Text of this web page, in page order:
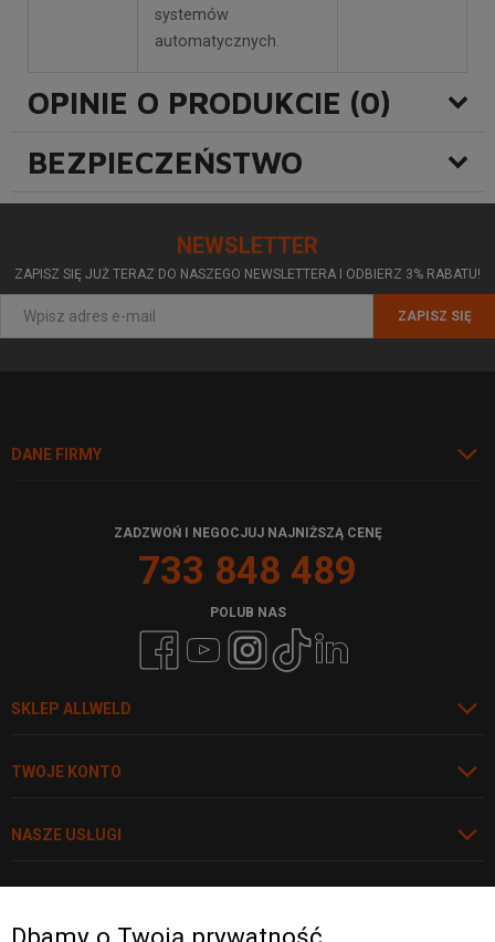
systemów
automatycznych.
OPINIE O PRODUKCIE (0)
BEZPIECZEŃSTWO
NEWSLETTER
ZAPISZ SIĘ JUŻ TERAZ DO NASZEGO NEWSLETTERA I ODBIERZ 3% RABATU!
ZAPISZ SIĘ
DANE FIRMY
SKLEP ALLWELD
TWOJE KONTO
NASZE USŁUGI
ZADZWOŃ I NEGOCJUJ NAJNIŻSZĄ CENĘ
733 848 489
POLUB NAS